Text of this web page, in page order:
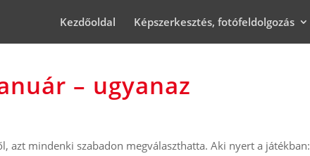
Kezdőoldal Képszerkesztés, fotófeldolgozás
– ugyanaz
azt mindenki szabadon megválaszthatta. Aki nyert a játékban: